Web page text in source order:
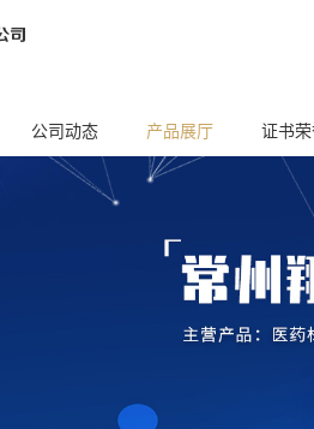
公司动态 产品展厅 证书